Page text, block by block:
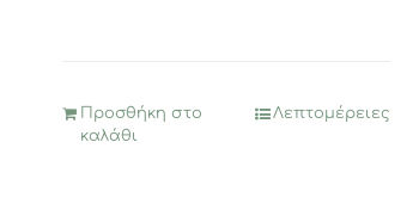
Προσθήκη στο
καλάθι
Λεπτομέρειες